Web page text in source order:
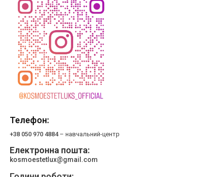
Телефон:
+38 050 970 4884– навчальний-центр
Електронна пошта:
kosmoestetlux@gmail.com